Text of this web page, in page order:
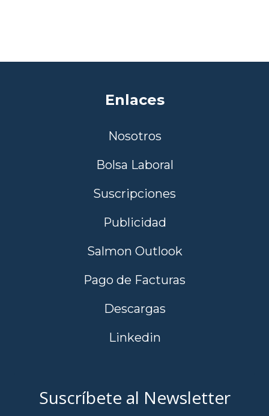
Enlaces
Nosotros
Bolsa Laboral
Suscripciones
Publicidad
Salmon Outlook
Pago de Facturas
Descargas
Linkedin
Suscríbete al Newsletter